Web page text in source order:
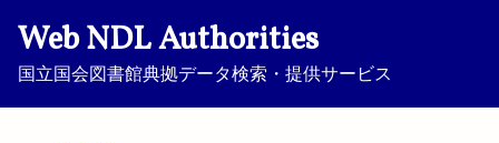
Web NDL Authorities
国立国会図書館典拠データ検索・提供サービス